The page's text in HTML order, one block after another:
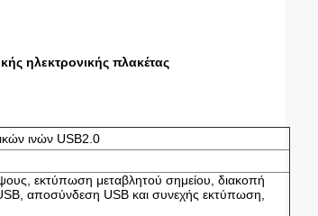
ηλεκτρονικής πλακέτας
ινών USB2.0
εκτύπωση μεταβλητού σημείου, διακοπή
αποσύνδεση USB και συνεχής εκτύπωση,